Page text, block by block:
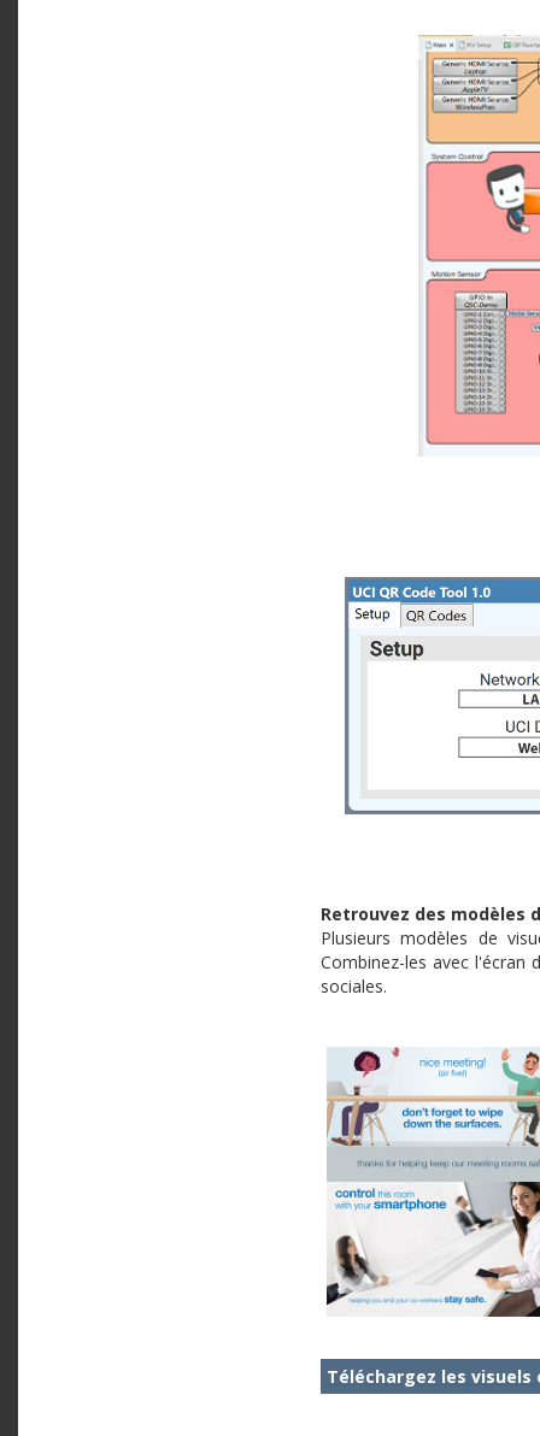
Retrouvez des modèles
Plusieurs modèles de
Combinez-les avec l'écran
sociales.
Téléchargez les visuels